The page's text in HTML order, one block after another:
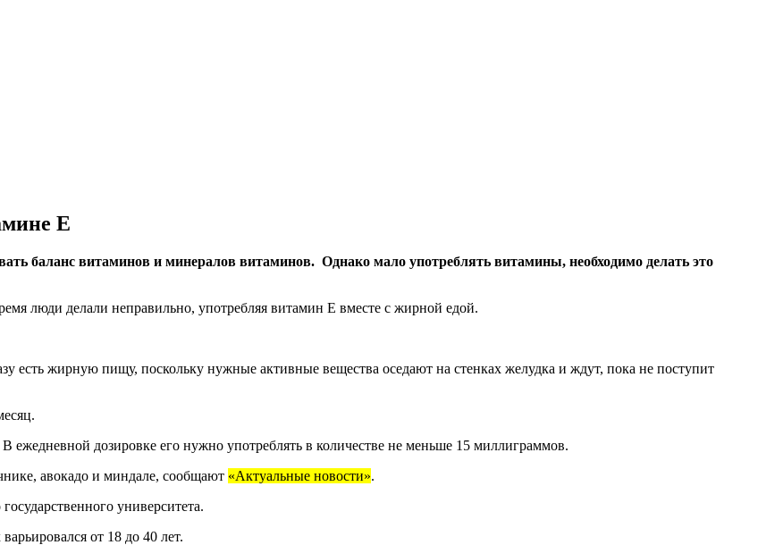
Е
баланс витаминов и минералов витаминов. Однако мало употреблять витамины, необходимо делать это
люди делали неправильно, употребляя витамин Е вместе с жирной едой.
есть жирную пищу, поскольку нужные активные вещества оседают на стенках желудка и ждут, пока не поступит
дозировке его нужно употреблять в количестве не меньше 15 миллиграммов.
авокадо и миндале, сообщают «Актуальные новости».
университета.
от 18 до 40 лет.